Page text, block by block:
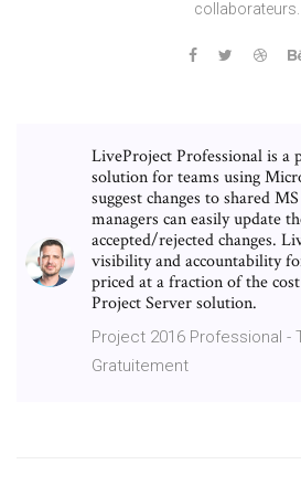
collaborateurs.
LiveProject Professional is a
solution for teams using
suggest changes to shared
managers can easily update
accepted/rejected changes.
visibility and accountability
priced at a fraction of the
Project Server solution.
Project 2016 Professional -
Gratuitement